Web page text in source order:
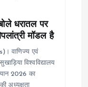
धरातल पर
मॉडल है
वाणिज्य एवं
विश्वविद्यालय
2026 का
अध्यक्षता